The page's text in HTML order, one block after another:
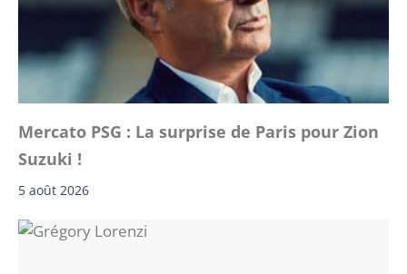
Mercato PSG : La surprise de Paris pour Zion
Suzuki !
5 août 2026